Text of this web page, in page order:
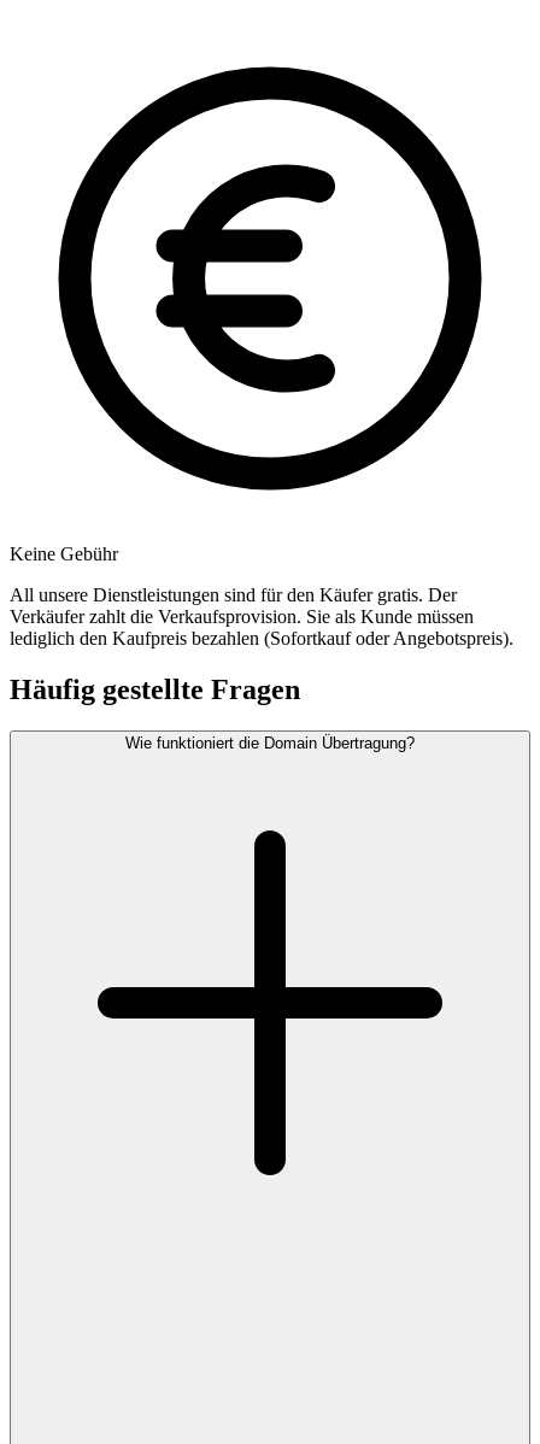
Keine Gebühr
All unsere Dienstleistungen sind für den Käufer gratis. Der
Verkäufer zahlt die Verkaufsprovision. Sie als Kunde müssen
lediglich den Kaufpreis bezahlen (Sofortkauf oder Angebotspreis).
Häufig gestellte Fragen
Wie funktioniert die Domain Übertragung?